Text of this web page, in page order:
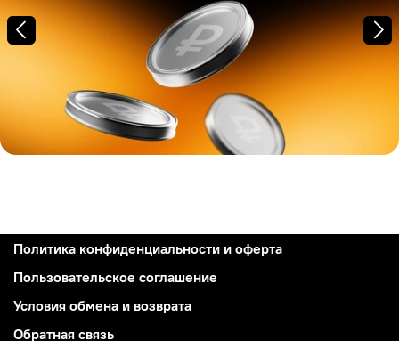
Политика конфиденциальности и оферта
Пользовательское соглашение
Условия обмена и возврата
Обратная связь